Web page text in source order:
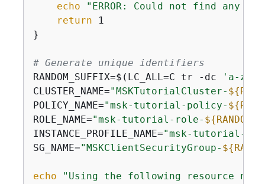
echo
"ERROR: Could not find any
return 1
}
# Generate unique identifiers
RANDOM_SUFFIX=$(LC_ALL=C tr -dc
'a-z0-
CLUSTER_NAME="MSKTutorialCluster- ${
POLICY_NAME="msk-tutorial-policy- ${
ROLE_NAME="msk-tutorial-role- ${
INSTANCE_PROFILE_NAME="msk-tutorial-
SG_NAME="MSKClientSecurityGroup- ${
echo
"Using the following resource